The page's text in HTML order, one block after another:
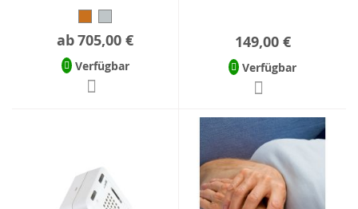
ab705,00 €
Verfügbar
149,00 €
Verfügbar